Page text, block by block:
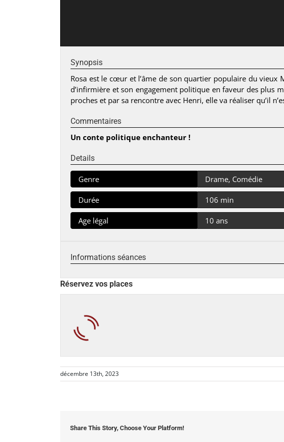
Synopsis
Rosa est le cœur et l’âme de son quartier populaire du vieux
d’infirmière et son engagement politique en faveur des plus
proches et par sa rencontre avec Henri, elle va réaliser qu’il
Commentaires
Un conte politique enchanteur !
Details
Genre Drame, Comédie
Durée 106 min
Age légal 10 ans
Informations séances
Réservez vos places
décembre 13th, 2023
Share This Story, Choose Your Platform!